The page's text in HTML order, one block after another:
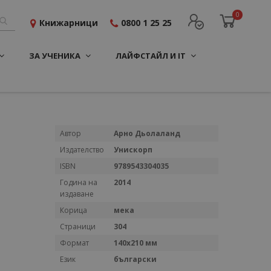
0
Книжарници 0800 1 25 25
ЗА УЧЕНИКА ЛАЙФСТАЙЛ И IT
Повече
Автор
Арно Дьолаланд
Издателство
Унискорп
ISBN
9789543304035
Година на
издаване
2014
Корица
мека
Страници
304
Формат
140x210 мм
Език
български